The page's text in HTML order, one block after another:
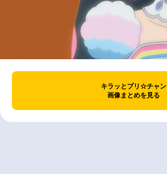
キラッとプリ☆チャン
画像まとめを見る